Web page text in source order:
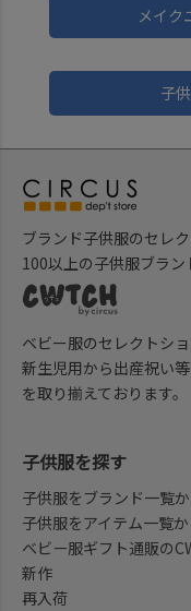
メイク
子
ブランド子供服のセレク
100以上の子供服ブラン
ベビー服のセレクトショ
新生児用から出産祝い
を取り揃えております。
子供服を探す
子供服をブランド一覧
子供服をアイテム一覧
ベビー服ギフト通販の
新作
再入荷